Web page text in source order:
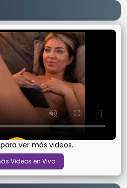
ver la transmisión
ver más videos.
Videos en Vivo